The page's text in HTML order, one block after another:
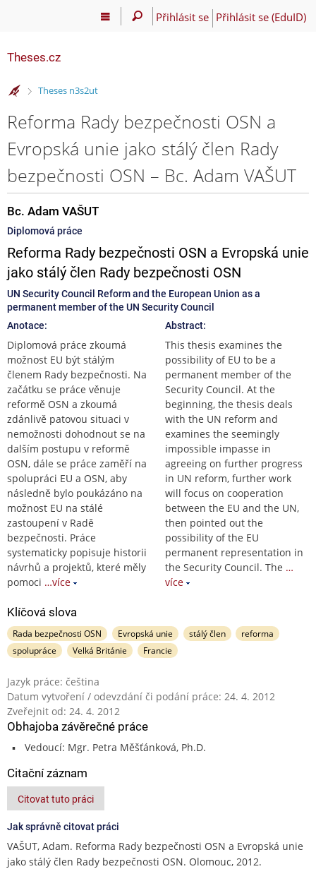
Přihlásit se Přihlásit se (EduID)
Theses.cz
>
Theses n3s2ut
Reforma Rady bezpečnosti OSN a
Evropská unie jako stálý člen Rady
bezpečnosti OSN – Bc. Adam VAŠUT
Bc. Adam VAŠUT
Diplomová práce
Reforma Rady bezpečnosti OSN a Evropská unie
jako stálý člen Rady bezpečnosti OSN
UN Security Council Reform and the European Union as a
permanent member of the UN Security Council
Anotace:
Diplomová práce zkoumá
možnost EU být stálým
členem Rady bezpečnosti. Na
začátku se práce věnuje
reformě OSN a zkoumá
zdánlivě patovou situaci v
nemožnosti dohodnout se na
dalším postupu v reformě
OSN, dále se práce zaměří na
spolupráci EU a OSN, aby
následně bylo poukázáno na
možnost EU na stálé
zastoupení v Radě
bezpečnosti. Práce
systematicky popisuje historii
návrhů a projektů, které měly
pomoci …více
Abstract:
This thesis examines the
possibility of EU to be a
permanent member of the
Security Council. At the
beginning, the thesis deals
with the UN reform and
examines the seemingly
impossible impasse in
agreeing on further progress
in UN reform, further work
will focus on cooperation
between the EU and the UN,
then pointed out the
possibility of the EU
permanent representation in
the Security Council. The …
více
Klíčová slova
Rada bezpečnosti OSN Evropská unie stálý člen
reforma
spolupráce
Velká Británie Francie
Jazyk práce: čeština
Datum vytvoření / odevzdání či podání práce: 24. 4. 2012
Zveřejnit od: 24. 4. 2012
Obhajoba závěrečné práce
Vedoucí: Mgr. Petra Měšťánková, Ph.D.
Citační záznam
Citovat tuto práci
Jak správně citovat práci
VAŠUT, Adam. Reforma Rady bezpečnosti OSN a Evropská unie
jako stálý člen Rady bezpečnosti OSN. Olomouc, 2012.